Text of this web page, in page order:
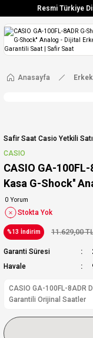
Resmi Türkiye
Anasayfa Erkek
Safir Saat Casio Yetkili
CASIO
CASIO GA-
Kasa G-Shock''
0 Yorum
Stokta Yok
%13 İndirim 11.629,00
Garanti Süresi
Havale
CASIO GA-100FL-8ADR
Garantili Orijinal Saatler